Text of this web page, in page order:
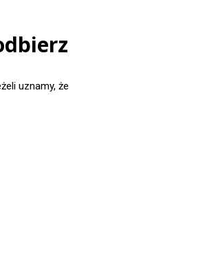
uznamy, że